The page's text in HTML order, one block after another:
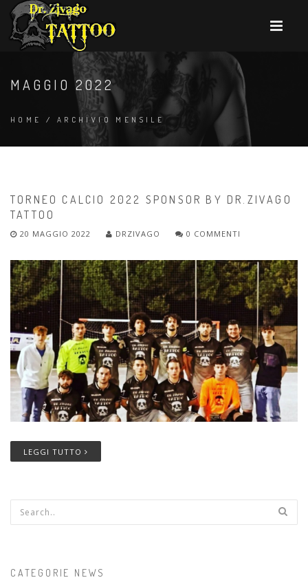
MAGGIO 2022
HOME / ARCHIVIO MENSILE
TORNEO CALCIO 2022 SPONSOR BY DR.ZIVAGO
TATTOO
20 MAGGIO 2022 DRZIVAGO 0 COMMENTI
LEGGI TUTTO
Form di ricerca
CATEGORIE NEWS